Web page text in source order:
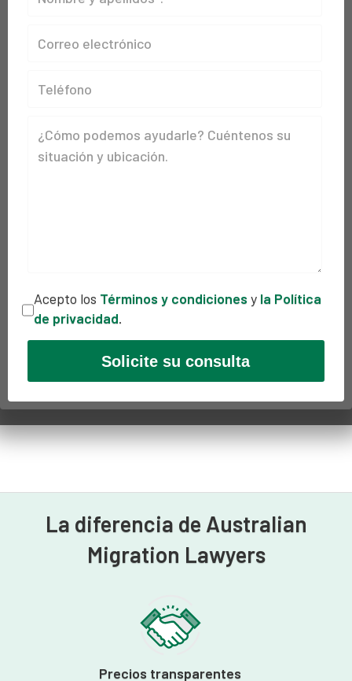
Acepto los Términos y condiciones y la Política
de privacidad.
La diferencia de Australian
Migration Lawyers
Precios transparentes